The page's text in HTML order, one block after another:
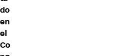
do
en
el
Co